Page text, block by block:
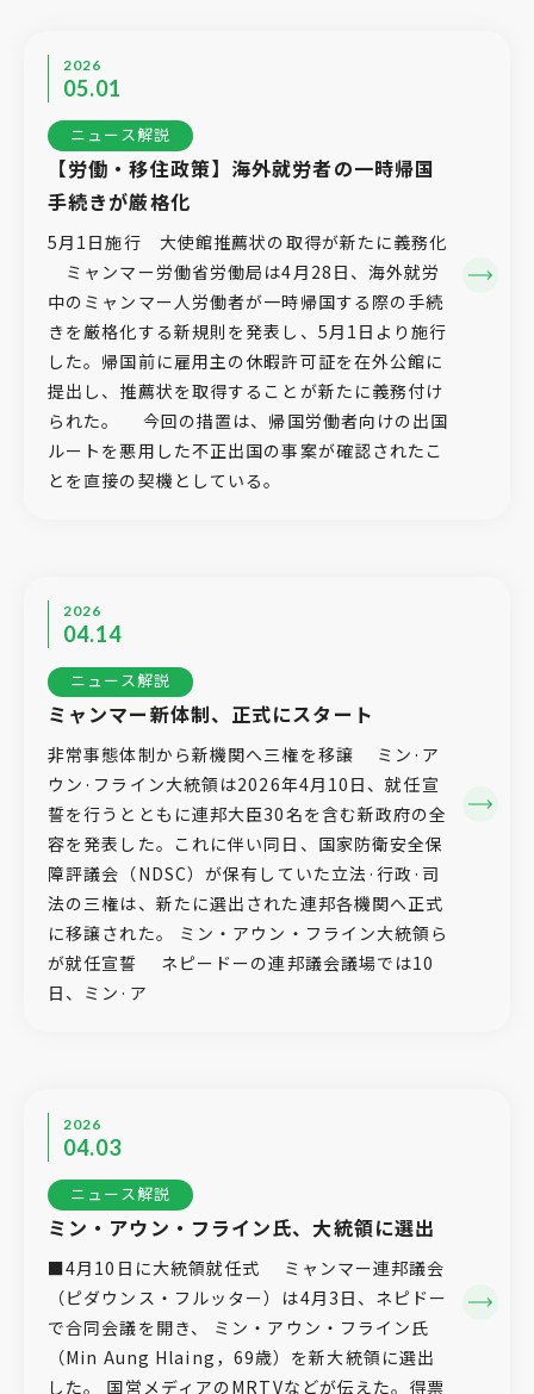
2026
05.01
ニュース解説
【労働・移住政策】海外就労者の一時帰国
手続きが厳格化
5月1日施行 大使館推薦状の取得が新たに義務化
ミャンマー労働省労働局は4月28日、海外就労
中のミャンマー人労働者が一時帰国する際の手続
きを厳格化する新規則を発表し、5月1日より施行
した。帰国前に雇用主の休暇許可証を在外公館に
提出し、推薦状を取得することが新たに義務付け
られた。 今回の措置は、帰国労働者向けの出国
ルートを悪用した不正出国の事案が確認されたこ
とを直接の契機としている。
2026
04.14
ニュース解説
ミャンマー新体制、正式にスタート
非常事態体制から新機関へ三権を移譲 ミン·ア
ウン·フライン大統領は2026年4月10日、就任宣
誓を行うとともに連邦大臣30名を含む新政府の全
容を発表した。これに伴い同日、国家防衛安全保
障評議会（NDSC）が保有していた立法·行政·司
法の三権は、新たに選出された連邦各機関へ正式
に移譲された。 ミン・アウン・フライン大統領ら
が就任宣誓 ネピードーの連邦議会議場では10
日、ミン·ア
2026
04.03
ニュース解説
ミン・アウン・フライン氏、大統領に選出
■4月10日に大統領就任式 ミャンマー連邦議会
（ピダウンス・フルッター）は4月3日、ネピドー
で合同会議を開き、 ミン・アウン・フライン氏
（Min Aung Hlaing，69歳）を新大統領に選出
した。 国営メディアのMRTVなどが伝えた。得票